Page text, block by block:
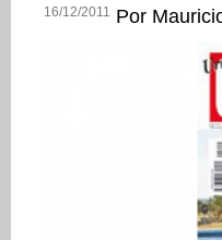
16/12/2011 Por